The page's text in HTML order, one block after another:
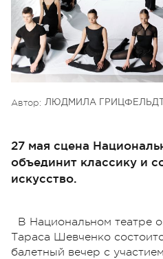
Автор: ЛЮДМИЛА ГРИЦФЕЛЬДТ
27 мая сцена
объединит классику и
искусство.
В Национальном театре
Тараса Шевченко
балетный вечер с